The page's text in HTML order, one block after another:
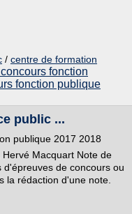
/ centre de formation
fonction
fonction publique
public ...
publique 2017 2018
Macquart Note de
de concours ou
la rédaction d'une note.